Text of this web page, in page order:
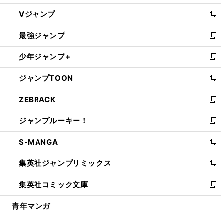
ウ
ィ
ン
ド
ウ
で
開
く
し
い
ウ
ィ
ン
ド
ウ
で
開
く
Vジャンプ
新
し
い
ウ
ィ
ン
ド
ウ
で
開
く
最強ジャンプ
新
し
い
ウ
ィ
ン
ド
ウ
で
開
く
少年ジャンプ+
新
し
い
ウ
ィ
ン
ド
ウ
で
開
く
ジャンプTOON
新
し
い
ウ
ィ
ン
ド
ウ
で
開
く
ZEBRACK
新
し
い
ウ
ィ
ン
ド
ウ
で
開
ジャンプルーキー！
新
し
い
ウ
ィ
ン
ド
ウ
S-MANGA
新
し
い
ウ
ィ
ン
集英社ジャンプリミックス
新
し
い
ウ
集英社コミック文庫
新
し
青年マンガ